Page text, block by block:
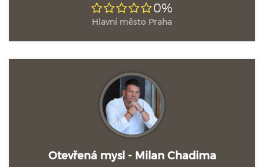
0%
Hlavní město Praha
Otevřená mysl - Milan Chadima